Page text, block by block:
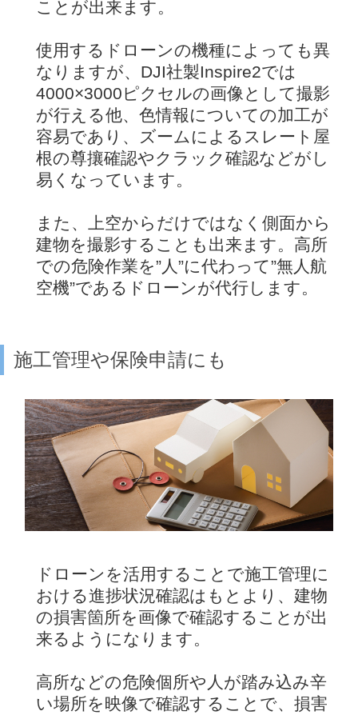
ことが出来ます。
使用するドローンの機種によっても異
なりますが、DJI社製Inspire2では
4000×3000ピクセルの画像として撮影
が行える他、色情報についての加工が
容易であり、ズームによるスレート屋
根の尊攘確認やクラック確認などがし
易くなっています。
また、上空からだけではなく側面から
建物を撮影することも出来ます。高所
での危険作業を”人”に代わって”無人航
空機”であるドローンが代行します。
施工管理や保険申請にも
ドローンを活用することで施工管理に
おける進捗状況確認はもとより、建物
の損害箇所を画像で確認することが出
来るようになります。
高所などの危険個所や人が踏み込み辛
い場所を映像で確認することで、損害